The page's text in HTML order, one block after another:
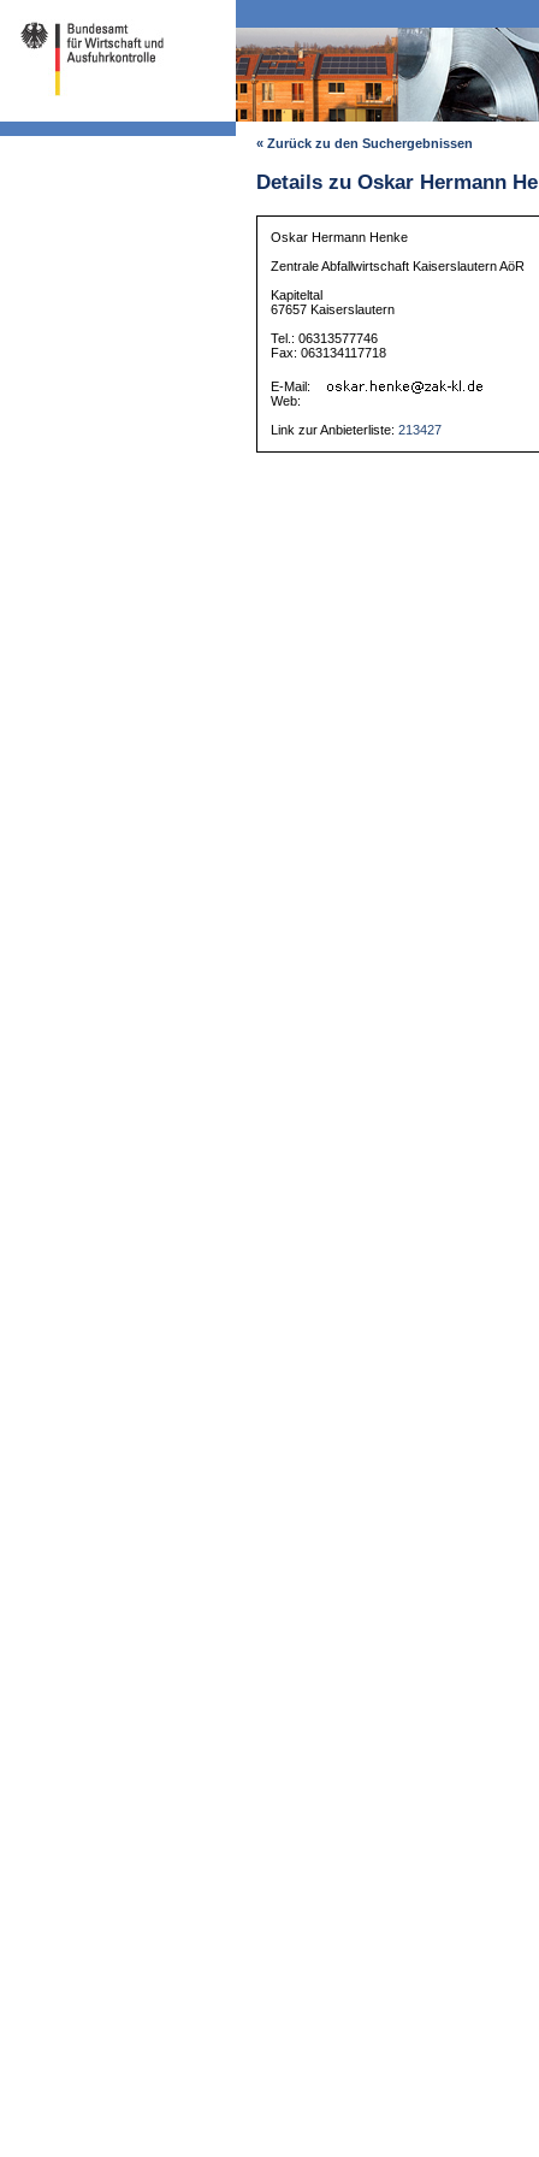
« Zurück zu den Suchergebnissen
Details zu Oskar Hermann
Oskar Hermann Henke
Zentrale Abfallwirtschaft Kaiserslautern AöR
Kapiteltal
67657 Kaiserslautern
Tel.: 06313577746
Fax: 063134117718
E-Mail:
Web:
Link zur Anbieterliste:213427